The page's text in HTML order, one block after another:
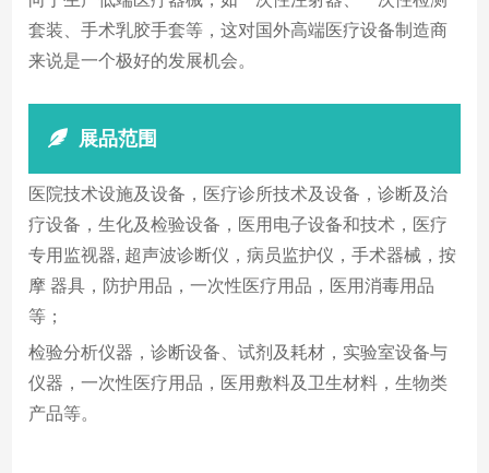
套装、手术乳胶手套等，这对国外高端医疗设备制造商
来说是一个极好的发展机会。
展品范围
医院技术设施及设备，医疗诊所技术及设备，诊断及治
疗设备，生化及检验设备，医用电子设备和技术，医疗
专用监视器, 超声波诊断仪，病员监护仪，手术器械，按
摩 器具，防护用品，一次性医疗用品，医用消毒用品
等；
检验分析仪器，诊断设备、试剂及耗材，实验室设备与
仪器，一次性医疗用品，医用敷料及卫生材料，生物类
产品等。